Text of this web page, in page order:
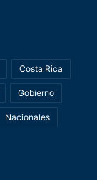
Costa Rica
Gobierno
Nacionales